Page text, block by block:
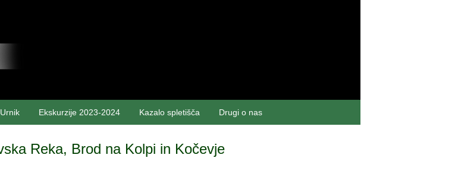
Urnik Ekskurzije 2023-2024 Kazalo spletišča Drugi o nas
Reka, Brod na Kolpi in Kočevje